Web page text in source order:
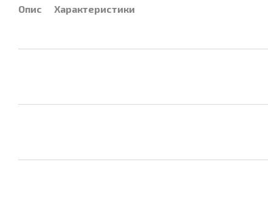
Опис Характеристики